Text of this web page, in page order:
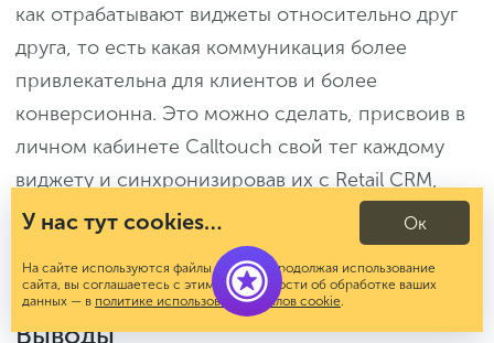
как отрабатывают виджеты относительно друг
друга, то есть какая коммуникация более
привлекательна для клиентов и более
конверсионна. Это можно сделать, присвоив в
личном кабинете Calltouch свой тег каждому
виджету и синхронизировав их с Retail CRM,
чтобы видеть там заказы с каждого элемента.
Кроме того, маркетологи планируют проводить
A/B-тесты разных виджетов, чтобы улучшать их.
Выводы
У нас тут cookies…
На сайте используются файлы cookies. Продолжая использование
сайта, вы соглашаетесь с этим. Подробности об обработке ваших
данных — в политике использования файлов cookie.
Ок